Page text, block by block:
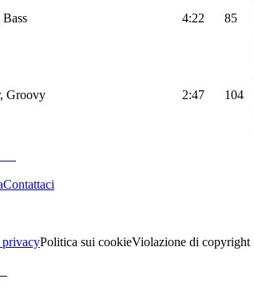
Bass 4:22 85
Groovy 2:47 104
Contattaci
privacyPolitica sui cookieViolazione di copyright